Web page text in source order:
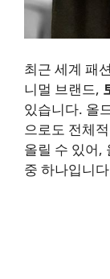
최근 세계 패
니멀 브랜드,
있습니다. 올
으로도 전체
올릴 수 있어,
중 하나입니